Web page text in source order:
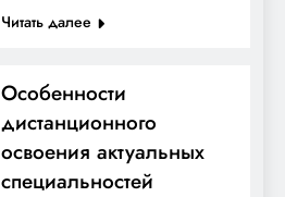
Читать далее
Особенности
дистанционного
освоения актуальных
специальностей